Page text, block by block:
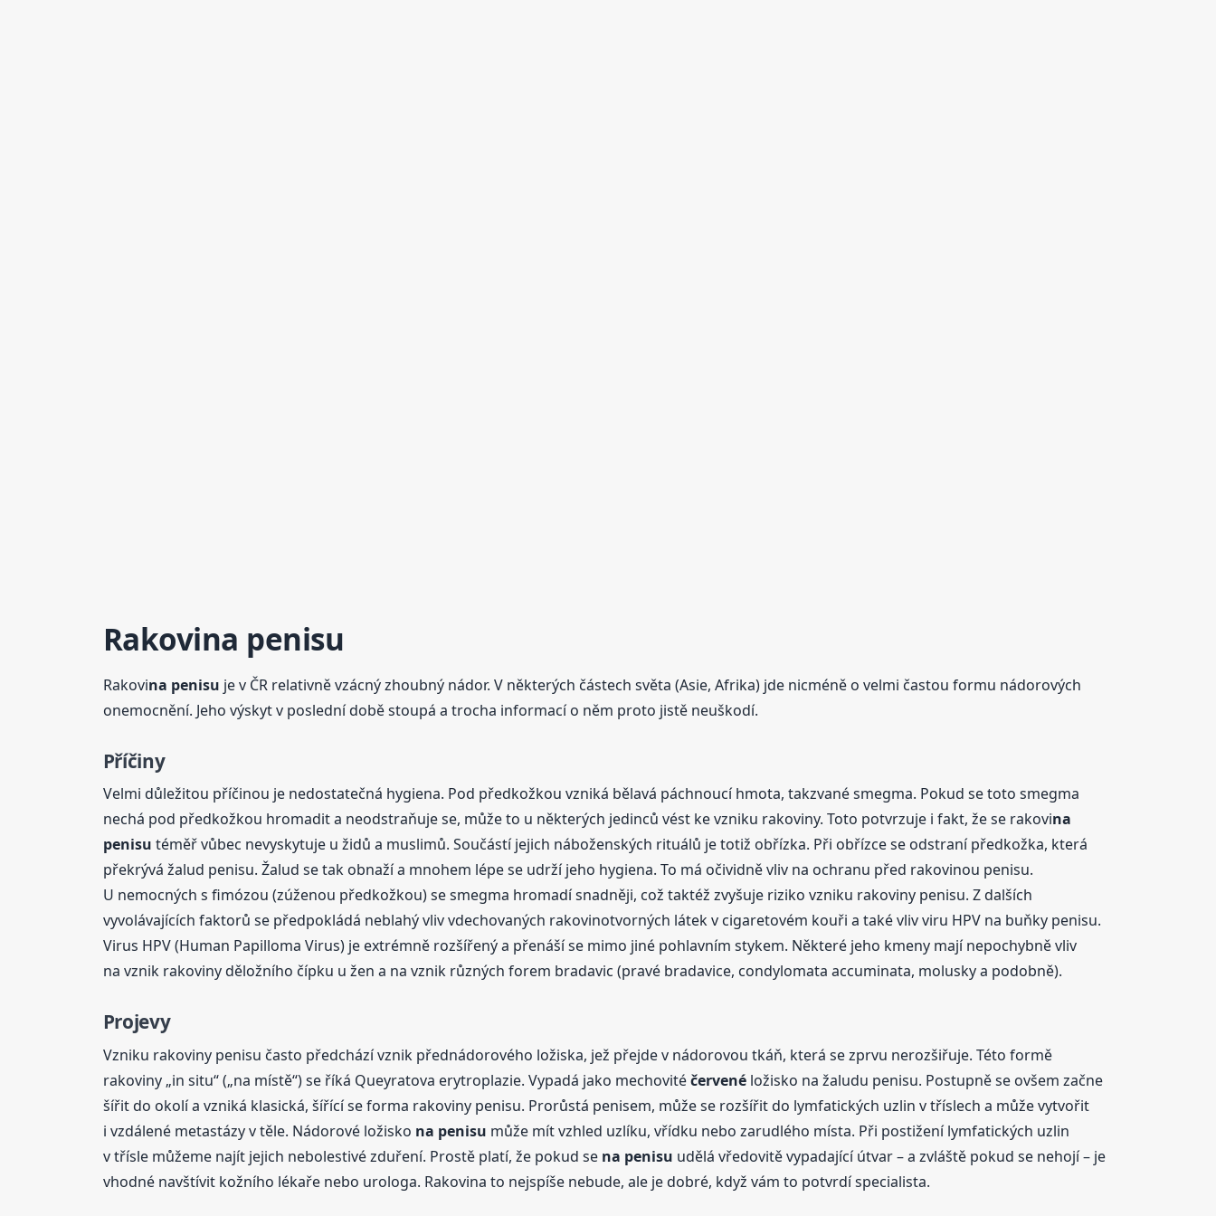
Rakovina penisu
Rakovina penisu je v ČR relativně vzácný zhoubný nádor. V některých částech světa (Asie, Afrika) jde nicméně o velmi častou formu nádorových
onemocnění. Jeho výskyt v poslední době stoupá a trocha informací o něm proto jistě neuškodí.
Příčiny
Velmi důležitou příčinou je nedostatečná hygiena. Pod předkožkou vzniká bělavá páchnoucí hmota, takzvané smegma. Pokud se toto smegma
nechá pod předkožkou hromadit a neodstraňuje se, může to u některých jedinců vést ke vzniku rakoviny. Toto potvrzuje i fakt, že se rakovina
penisu téměř vůbec nevyskytuje u židů a muslimů. Součástí jejich náboženských rituálů je totiž obřízka. Při obřízce se odstraní předkožka, která
překrývá žalud penisu. Žalud se tak obnaží a mnohem lépe se udrží jeho hygiena. To má očividně vliv na ochranu před rakovinou penisu.
U nemocných s fimózou (zúženou předkožkou) se smegma hromadí snadněji, což taktéž zvyšuje riziko vzniku rakoviny penisu. Z dalších
vyvolávajících faktorů se předpokládá neblahý vliv vdechovaných rakovinotvorných látek v cigaretovém kouři a také vliv viru HPV na buňky penisu.
Virus HPV (Human Papilloma Virus) je extrémně rozšířený a přenáší se mimo jiné pohlavním stykem. Některé jeho kmeny mají nepochybně vliv
na vznik rakoviny děložního čípku u žen a na vznik různých forem bradavic (pravé bradavice, condylomata accuminata, molusky a podobně).
Projevy
Vzniku rakoviny penisu často předchází vznik přednádorového ložiska, jež přejde v nádorovou tkáň, která se zprvu nerozšiřuje. Této formě
rakoviny „in situ“ („na místě“) se říká Queyratova erytroplazie. Vypadá jako mechovitéčervenéložisko na žaludu penisu. Postupně se ovšem začne
šířit do okolí a vzniká klasická, šířící se forma rakoviny penisu. Prorůstá penisem, může se rozšířit do lymfatických uzlin v tříslech a může vytvořit
i vzdálené metastázy v těle. Nádorové ložisko na penisu může mít vzhled uzlíku, vřídku nebo zarudlého místa. Při postižení lymfatických uzlin
v třísle můžeme najít jejich nebolestivé zduření. Prostě platí, že pokud se na penisu udělá vředovitě vypadající útvar – a zvláště pokud se nehojí – je
vhodné navštívit kožního lékaře nebo urologa. Rakovina to nejspíše nebude, ale je dobré, když vám to potvrdí specialista.